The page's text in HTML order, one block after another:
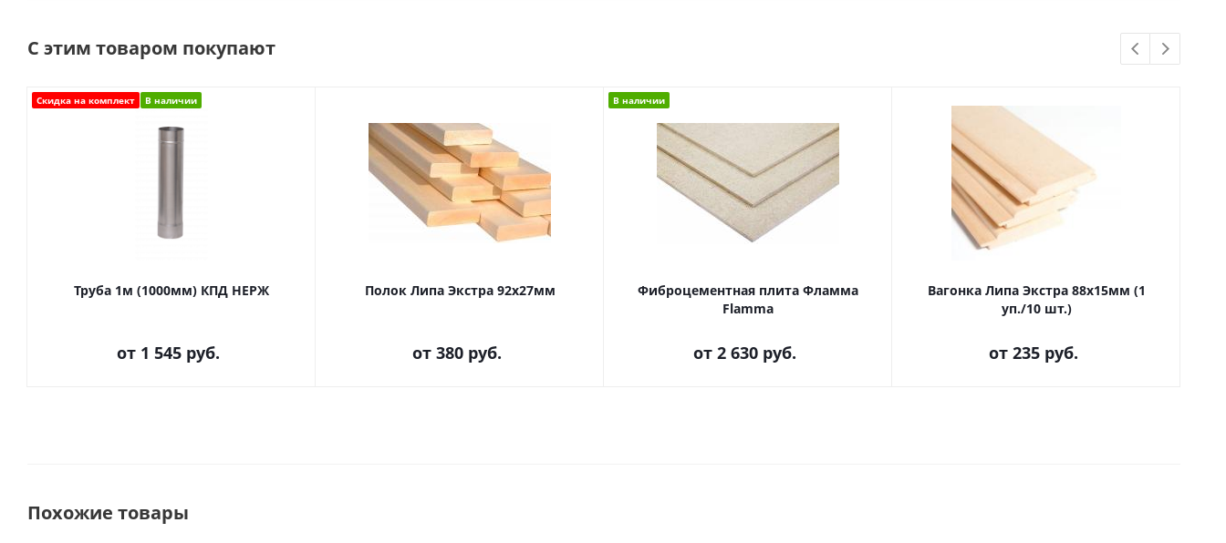
С этим товаром покупают
Скидка на комплект В наличии
Труба 1м (1000мм) КПД НЕРЖ
от 1 545 руб.
Полок Липа Экстра 92х27мм
от 380 руб.
В наличии
Фиброцементная плита Фламма
Flamma
от 2 630 руб.
Вагонка Липа Экстра 88х15мм (1
уп./10 шт.)
от 235 руб.
Похожие товары